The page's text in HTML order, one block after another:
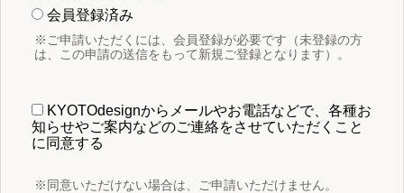
会員登録済み
※ご申請いただくには、会員登録が必要です（未登録の方
は、この申請の送信をもって新規ご登録となります）。
KYOTOdesignからメールやお電話などで、各種お
知らせやご案内などのご連絡をさせていただくこと
に同意する
※同意いただけない場合は、ご申請いただけません。